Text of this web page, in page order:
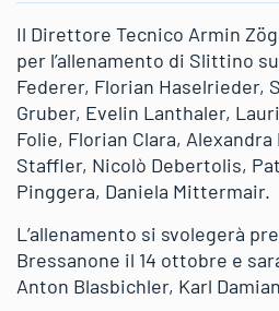
Il Direttore Tecnico Armin
per l’allenamento di Slittino
Federer, Florian Haselrieder,
Gruber, Evelin Lanthaler,
Folie, Florian Clara,
Staffler, Nicolò Debertolis,
Pinggera, Daniela Mittermair.
L’allenamento si svolegerà
Bressanone il 14 ottobre e
Anton Blasbichler, Karl